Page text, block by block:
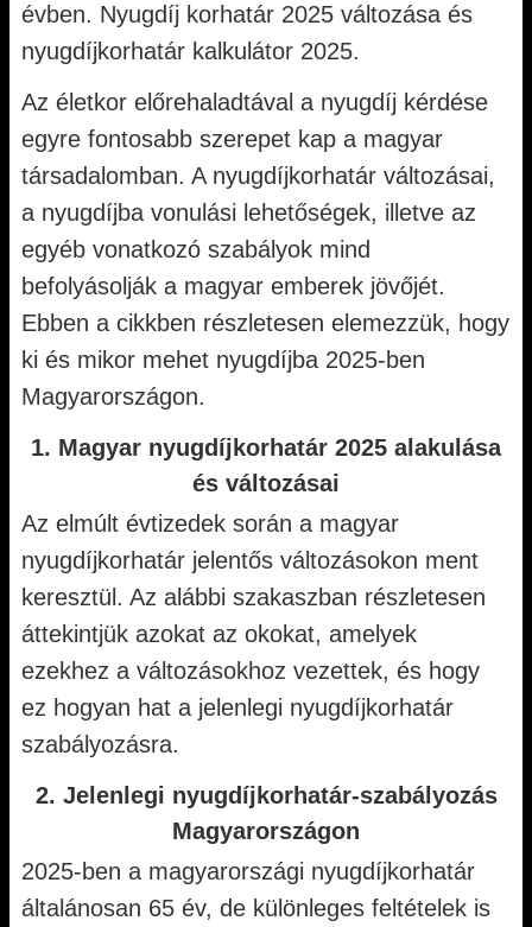
évben. Nyugdíj korhatár 2025 változása és
nyugdíjkorhatár kalkulátor 2025.
Az életkor előrehaladtával a nyugdíj kérdése
egyre fontosabb szerepet kap a magyar
társadalomban. A nyugdíjkorhatár változásai,
a nyugdíjba vonulási lehetőségek, illetve az
egyéb vonatkozó szabályok mind
befolyásolják a magyar emberek jövőjét.
Ebben a cikkben részletesen elemezzük, hogy
ki és mikor mehet nyugdíjba 2025-ben
Magyarországon.
1. Magyar nyugdíjkorhatár 2025 alakulása
és változásai
Az elmúlt évtizedek során a magyar
nyugdíjkorhatár jelentős változásokon ment
keresztül. Az alábbi szakaszban részletesen
áttekintjük azokat az okokat, amelyek
ezekhez a változásokhoz vezettek, és hogy
ez hogyan hat a jelenlegi nyugdíjkorhatár
szabályozásra.
2. Jelenlegi nyugdíjkorhatár-szabályozás
Magyarországon
2025-ben a magyarországi nyugdíjkorhatár
általánosan 65 év, de különleges feltételek is